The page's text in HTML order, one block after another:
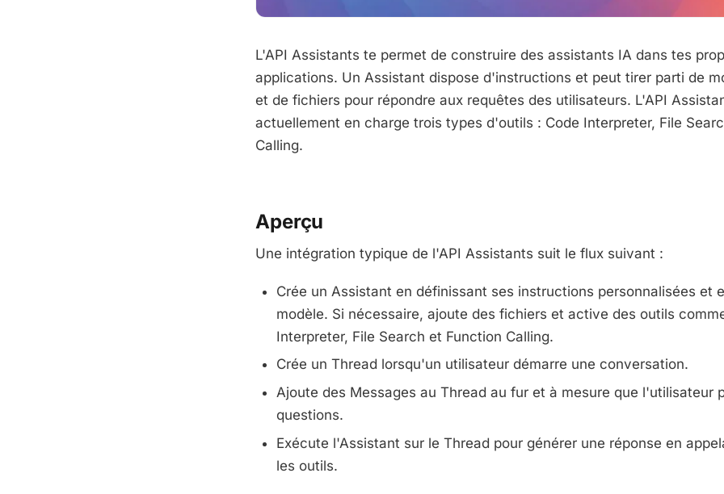
L'API Assistants te permet de construire des assistants IA dans tes
applications. Un Assistant dispose d'instructions et peut tirer parti de
et de fichiers pour répondre aux requêtes des utilisateurs. L'API
actuellement en charge trois types d'outils : Code Interpreter, File
Calling.
Aperçu
Une intégration typique de l'API Assistants suit le flux suivant :
Crée un Assistant en définissant ses instructions personnalisées et
modèle. Si nécessaire, ajoute des fichiers et active des outils
Interpreter, File Search et Function Calling.
Crée un Thread lorsqu'un utilisateur démarre une conversation.
Ajoute des Messages au Thread au fur et à mesure que l'utilisateur
questions.
Exécute l'Assistant sur le Thread pour générer une réponse en
les outils.